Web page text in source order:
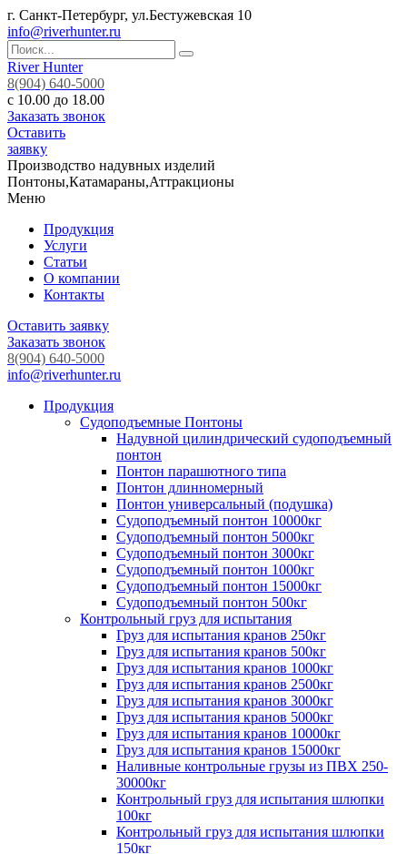
г. Санкт-Петербург, ул.Бестужевская 10
info@riverhunter.ru
River Hunter
8(904) 640-5000
с 10.00 до 18.00
Заказать звонок
Оставить
заявку
Производство надувных изделий
Понтоны,Катамараны,Аттракционы
Меню
Продукция
Услуги
Статьи
О компании
Контакты
Оставить заявку
Заказать звонок
8(904) 640-5000
info@riverhunter.ru
Продукция
Судоподъемные Понтоны
Надувной цилиндрический судоподъемный
понтон
Понтон парашютного типа
Понтон длинномерный
Понтон универсальный (подушка)
Судоподъемный понтон 10000кг
Судоподъемный понтон 5000кг
Судоподъемный понтон 3000кг
Судоподъемный понтон 1000кг
Судоподъемный понтон 15000кг
Судоподъемный понтон 500кг
Контрольный груз для испытания
Груз для испытания кранов 250кг
Груз для испытания кранов 500кг
Груз для испытания кранов 1000кг
Груз для испытания кранов 2500кг
Груз для испытания кранов 3000кг
Груз для испытания кранов 5000кг
Груз для испытания кранов 10000кг
Груз для испытания кранов 15000кг
Наливные контрольные грузы из ПВХ 250-
30000кг
Контрольный груз для испытания шлюпки
100кг
Контрольный груз для испытания шлюпки
150кг